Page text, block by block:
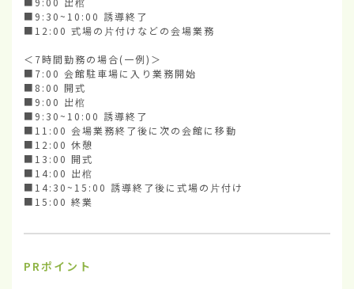
■9:30~10:00 誘導終了
■12:00 式場の片付けなどの会場業務
＜7時間勤務の場合(一例)＞
■7:00 会館駐車場に入り業務開始
■8:00 開式
■9:00 出棺
■9:30~10:00 誘導終了
■11:00 会場業務終了後に次の会館に移動
■12:00 休憩
■13:00 開式
■14:00 出棺
■14:30~15:00 誘導終了後に式場の片付け
■15:00 終業
PRポイント